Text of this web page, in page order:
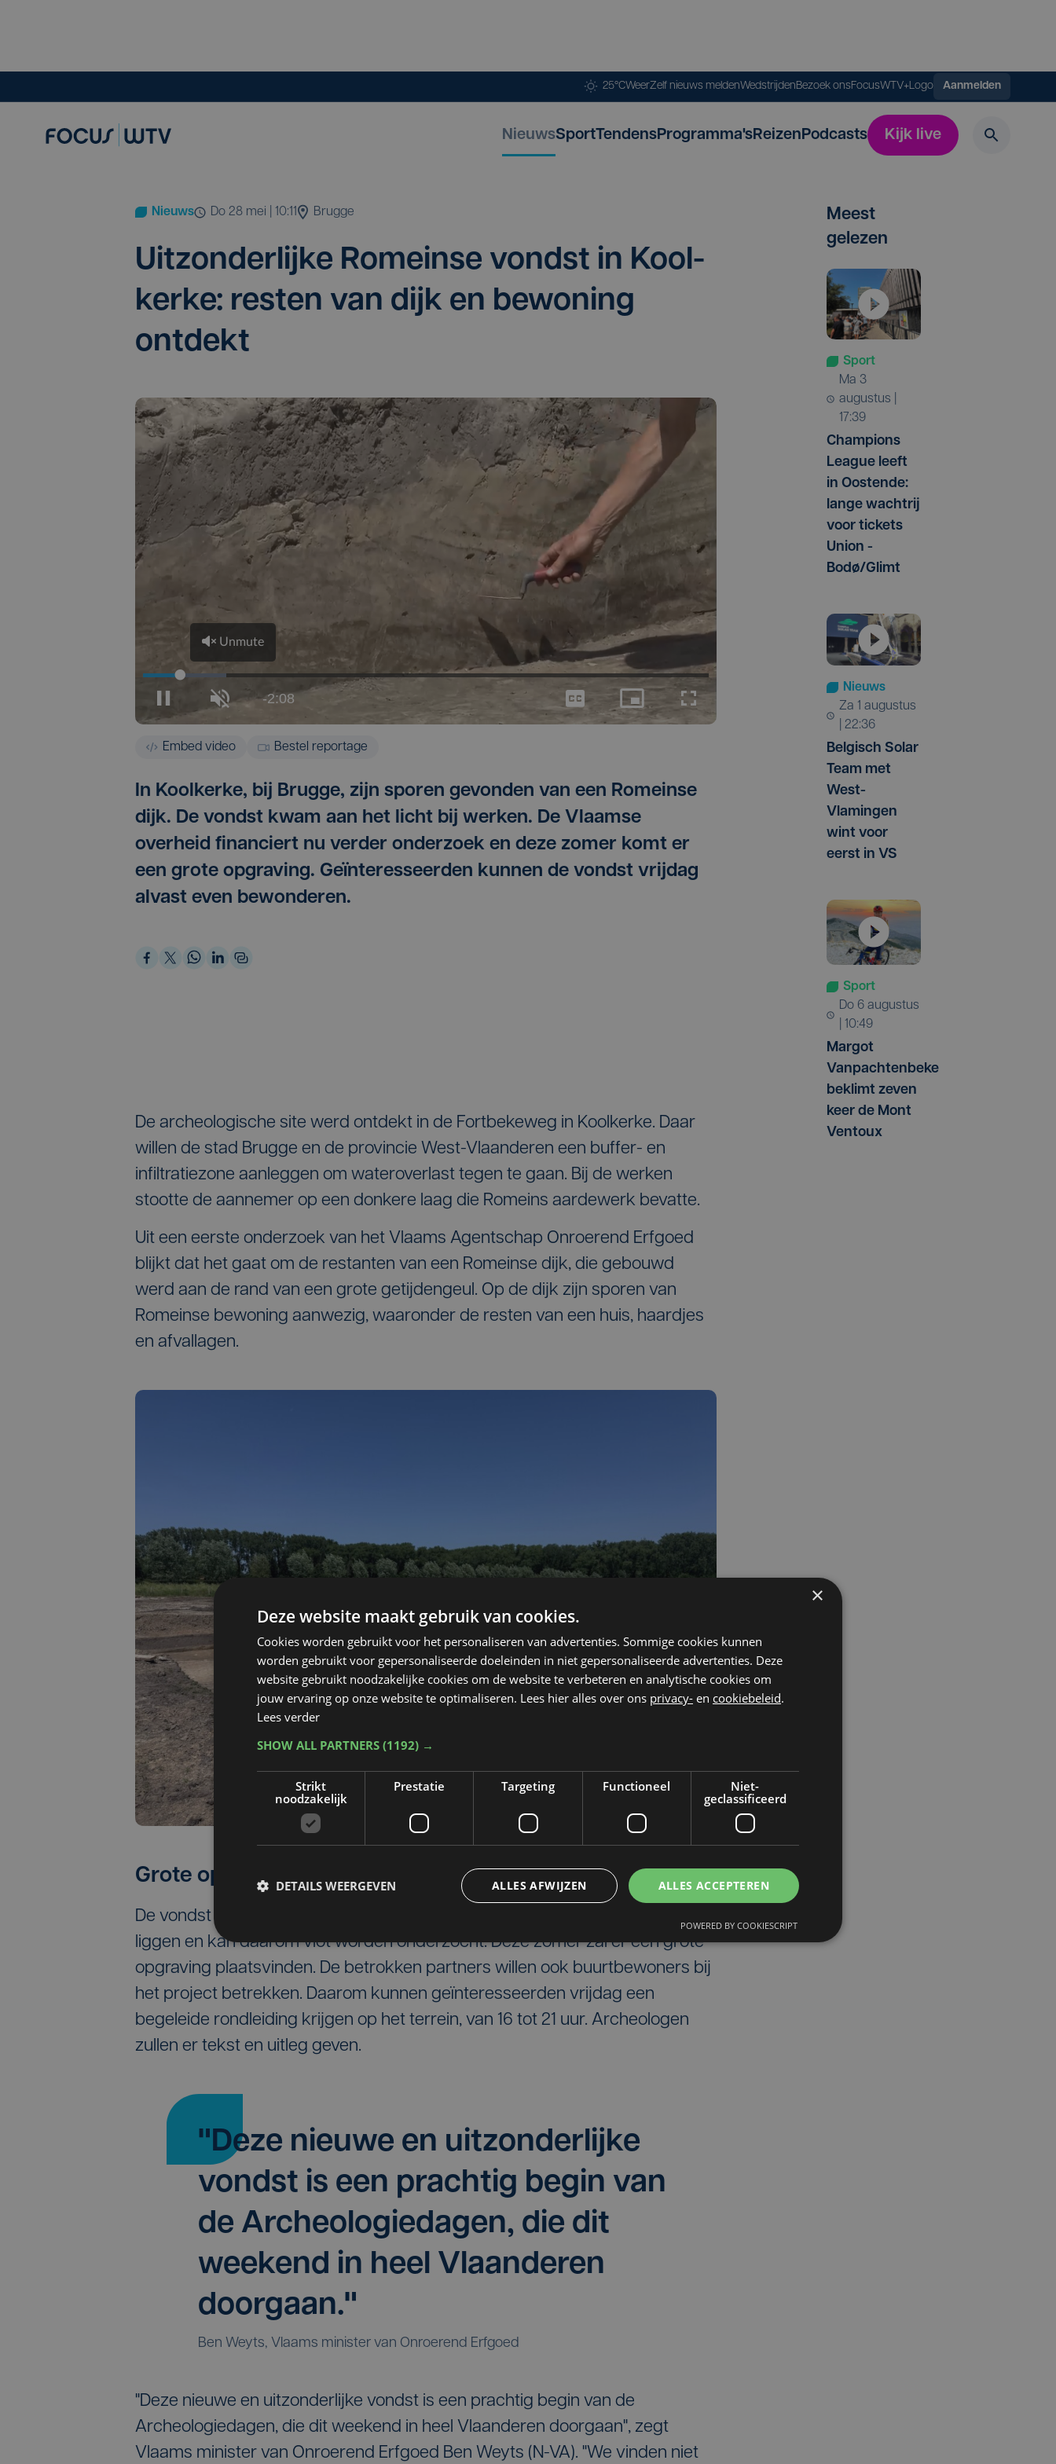
25°CWeerZelf nieuws meldenWedstrijdenBezoek onsFocusWTV+Logo Aanmelden
NieuwsSportTendensProgramma'sReizenPodcasts Kijk live
Nieuws do 28 mei | 10:11 Brugge
Uit­zon­der­lij­ke Romein­se vondst in Kool­
ker­ke: res­ten van dijk en bewo­ning
ontdekt
Embed video Bestel reportage
In Koolkerke, bij Brugge, zijn sporen gevonden van een Romeinse
dijk. De vondst kwam aan het licht bij werken. De Vlaamse
overheid financiert nu verder onderzoek en deze zomer komt er
een grote opgraving. Geïnteresseerden kunnen de vondst vrijdag
alvast even bewonderen.
De archeologische site werd ontdekt in de Fortbekeweg in Koolkerke. Daar
willen de stad Brugge en de provincie West-Vlaanderen een buffer- en
infiltratiezone aanleggen om wateroverlast tegen te gaan. Bij de werken
stootte de aannemer op een donkere laag die Romeins aardewerk bevatte.
Uit een eerste onderzoek van het Vlaams Agentschap Onroerend Erfgoed
blijkt dat het gaat om de restanten van een Romeinse dijk, die gebouwd
werd aan de rand van een grote getijdengeul. Op de dijk zijn sporen van
Romeinse bewoning aanwezig, waaronder de resten van een huis, haardjes
en afvallagen.
Grote opgraving
De vondst blijkt bijna volledig binnen het geplande gebied van de werken te
liggen en kan daarom vlot worden onderzocht. Deze zomer zal er een grote
opgraving plaatsvinden. De betrokken partners willen ook buurtbewoners bij
het project betrekken. Daarom kunnen geïnteresseerden vrijdag een
begeleide rondleiding krijgen op het terrein, van 16 tot 21 uur. Archeologen
zullen er tekst en uitleg geven.
"Deze nieuwe en uitzonderlijke
vondst is een prachtig begin van
de Archeologiedagen, die dit
weekend in heel Vlaanderen
doorgaan."
Ben Weyts, Vlaams minister van Onroerend Erfgoed
"Deze nieuwe en uitzonderlijke vondst is een prachtig begin van de
Archeologiedagen, die dit weekend in heel Vlaanderen doorgaan", zegt
Vlaams minister van Onroerend Erfgoed Ben Weyts (N-VA). "We vinden niet
Meest
gelezen
Sport
ma 3
augustus |
17:39
Champions
League leeft
in Oostende:
lange wachtrij
voor tickets
Union -
Bodø/Glimt
Nieuws
za 1 augustus
| 22:36
Belgisch Solar
Team met
West-
Vlamingen
wint voor
eerst in VS
Sport
do 6 augustus
| 10:49
Margot
Vanpachtenbeke
beklimt zeven
keer de Mont
Ventoux
×
Deze website maakt gebruik van cookies.
Cookies worden gebruikt voor het personaliseren van advertenties. Sommige cookies kunnen
worden gebruikt voor gepersonaliseerde doeleinden in niet gepersonaliseerde advertenties. Deze
website gebruikt noodzakelijke cookies om de website te verbeteren en analytische cookies om
jouw ervaring op onze website te optimaliseren. Lees hier alles over ons privacy- en cookiebeleid.
Lees verder
SHOW ALL PARTNERS (1192) →
Strikt
noodzakelijk
Prestatie Targeting Functioneel
Niet-
geclassificeerd
ALLES ACCEPTEREN
ALLES AFWIJZEN
DETAILS WEERGEVEN
POWERED BY COOKIESCRIPT